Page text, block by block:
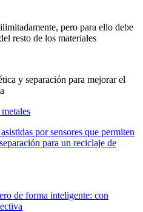
pero para ello debe
resto de los materiales
y separación para mejorar el
por sensores que permiten
para un reciclaje de
de forma inteligente: con